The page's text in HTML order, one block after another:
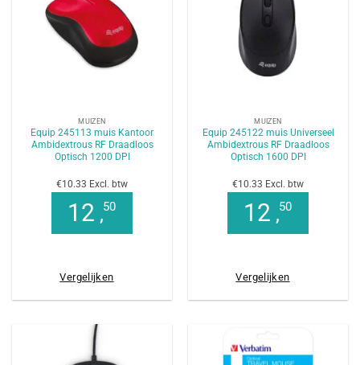
MUIZEN
Equip 245113 muis Kantoor
Ambidextrous RF Draadloos
Optisch 1200 DPI
€10.33 Excl. btw
12 ,50
Vergelijken
MUIZEN
Equip 245122 muis Universeel
Ambidextrous RF Draadloos
Optisch 1600 DPI
€10.33 Excl. btw
12 ,50
Vergelijken